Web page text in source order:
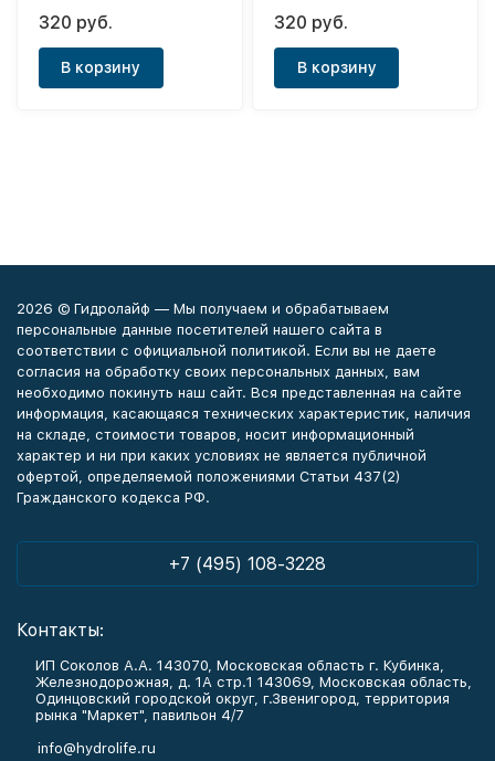
(ВР) ТПК-АКВА
320 руб.
В корзину
ТПК-АКВА
320 руб.
В корзину
2026 © Гидролайф — Мы получаем и обрабатываем
персональные данные посетителей нашего сайта в
соответствии с официальной политикой. Если вы не даете
согласия на обработку своих персональных данных, вам
необходимо покинуть наш сайт. Вся представленная на сайте
информация, касающаяся технических характеристик, наличия
на складе, стоимости товаров, носит информационный
характер и ни при каких условиях не является публичной
офертой, определяемой положениями Статьи 437(2)
Гражданского кодекса РФ.
+7 (495) 108-3228
Контакты:
ИП Соколов А.А. 143070, Московская область г. Кубинка,
Железнодорожная, д. 1А стр.1 143069, Московская область,
Одинцовский городской округ, г.Звенигород, территория
рынка "Маркет", павильон 4/7
info@hydrolife.ru